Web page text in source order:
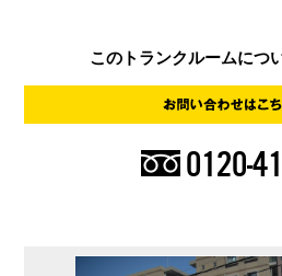
このトランクルームにつ
0120-